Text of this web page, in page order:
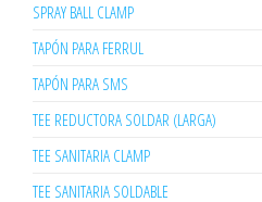
SPRAY BALL CLAMP
TAPÓN PARA FERRUL
TAPÓN PARA SMS
TEE REDUCTORA SOLDAR (LARGA)
TEE SANITARIA CLAMP
TEE SANITARIA SOLDABLE